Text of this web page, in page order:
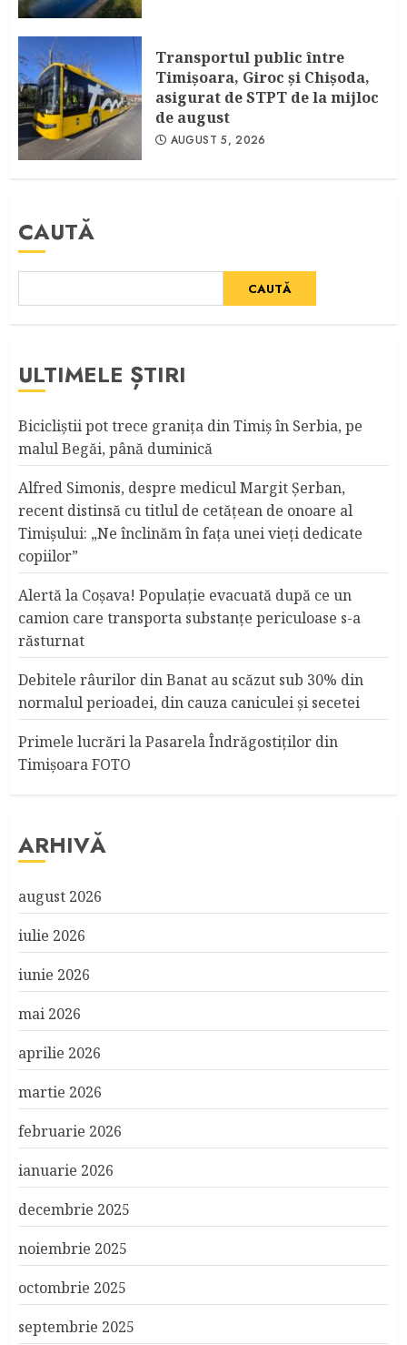
Transportul public între
Timişoara, Giroc şi Chişoda,
asigurat de STPT de la mijloc
de august
AUGUST 5, 2026
CAUTĂ
CAUTĂ
ULTIMELE ȘTIRI
Bicicliştii pot trece graniţa din Timiş în Serbia, pe
malul Begăi, până duminică
Alfred Simonis, despre medicul Margit Şerban,
recent distinsă cu titlul de cetățean de onoare al
Timişului: „Ne înclinăm în fața unei vieți dedicate
copiilor”
Alertă la Coşava! Populaţie evacuată după ce un
camion care transporta substanţe periculoase s-a
răsturnat
Debitele râurilor din Banat au scăzut sub 30% din
normalul perioadei, din cauza caniculei şi secetei
Primele lucrări la Pasarela Îndrăgostiţilor din
Timişoara FOTO
ARHIVĂ
august 2026
iulie 2026
iunie 2026
mai 2026
aprilie 2026
martie 2026
februarie 2026
ianuarie 2026
decembrie 2025
noiembrie 2025
octombrie 2025
septembrie 2025